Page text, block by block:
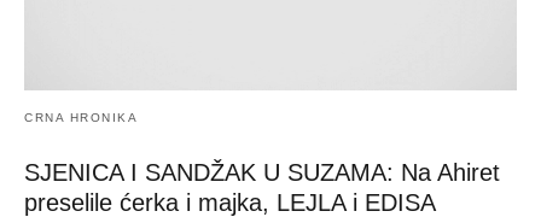
CRNA HRONIKA
SJENICA I SANDŽAK U SUZAMA: Na Ahiret
preselile ćerka i majka, LEJLA i EDISA